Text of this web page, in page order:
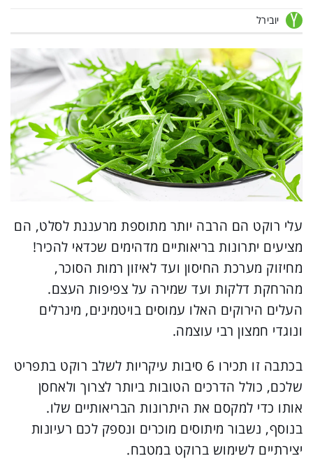
יובירל
עלי רוקט הם הרבה יותר מתוספת מרעננת לסלט, הם
מציעים יתרונות בריאותיים מדהימים שכדאי להכיר!
מחיזוק מערכת החיסון ועד לאיזון רמות הסוכר,
מהרחקת דלקות ועד שמירה על צפיפות העצם.
העלים הירוקים האלו עמוסים בויטמינים, מינרלים
ונוגדי חמצון רבי עוצמה.
בכתבה זו תכירו 6 סיבות עיקריות לשלב רוקט בתפריט
שלכם, כולל הדרכים הטובות ביותר לצרוך ולאחסן
אותו כדי למקסם את היתרונות הבריאותיים שלו.
בנוסף, נשבור מיתוסים מוכרים ונספק לכם רעיונות
יצירתיים לשימוש ברוקט במטבח.